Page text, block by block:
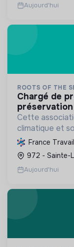
Aujourd'hui
ROOTS OF THE
chargé de projet scientifique &
Cette
climatique et
restaure les
sensibilise le
aven...
France Travail
972 - Sainte-
Aujourd'hui